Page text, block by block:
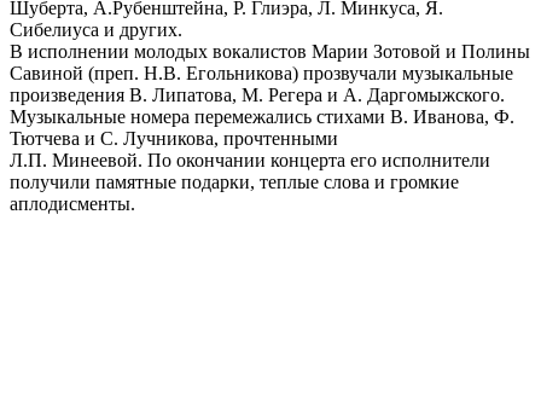
Шуберта, А.Рубенштейна, Р. Глиэра, Л. Минкуса, Я.
Сибелиуса и других.
В исполнении молодых вокалистов Марии Зотовой и Полины
Савиной (преп. Н.В. Егольникова) прозвучали музыкальные
произведения В. Липатова, М. Регера и А. Даргомыжского.
Музыкальные номера перемежались стихами В. Иванова, Ф.
Тютчева и С. Лучникова, прочтенными
Л.П. Минеевой. По окончании концерта его исполнители
получили памятные подарки, теплые слова и громкие
аплодисменты.